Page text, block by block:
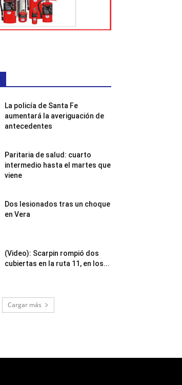
La policía de Santa Fe
aumentará la averiguación de
antecedentes
Paritaria de salud: cuarto
intermedio hasta el martes que
viene
Dos lesionados tras un choque
en Vera
(Video): Scarpin rompió dos
cubiertas en la ruta 11, en los...
Cargar más